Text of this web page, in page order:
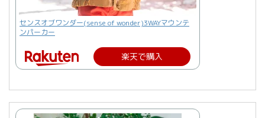
センスオブワンダー(sense of wonder)3WAYマウンテ
ンパーカー
楽天で購入